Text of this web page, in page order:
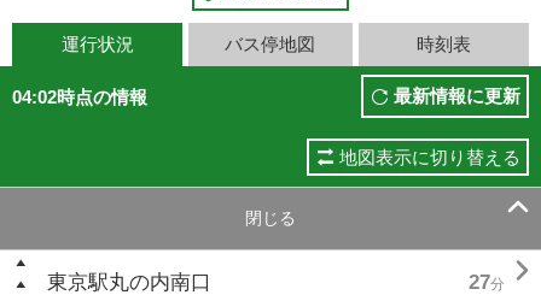
運行状況 バス停地図 時刻表
04:02時点の情報 最新情報に更新
地図表示に切り替える
閉じる 
東京駅丸の内南口 27分 